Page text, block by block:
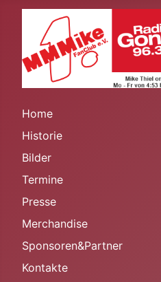
Home
Historie
Bilder
Termine
Presse
Merchandise
Sponsoren&Partner
Kontakte